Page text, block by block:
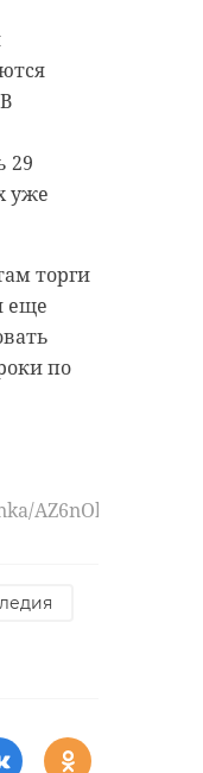
29
уже
торги
еще
по
AZ6nOhkJDAM